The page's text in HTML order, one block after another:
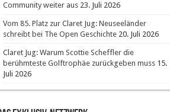
Community weiter aus 23. Juli 2026
Vom 85. Platz zur Claret Jug: Neuseeländer
schreibt bei The Open Geschichte 20. Juli 2026
Claret Jug: Warum Scottie Scheffler die
berühmteste Golftrophäe zurückgeben muss 15.
Juli 2026